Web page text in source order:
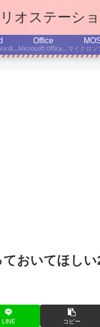
オステーシ
Microsoft Word(ワード)学習のポイント、ちょっと便利な小技などをご紹介します。
Office
Microsoft Office(オフィス)の使い方、学習のポイント、ちょっと便利な小技などをご紹介します。
おいてほしい
LINE コピー